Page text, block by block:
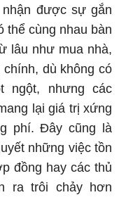
được sự gắn
thể cùng nhau bàn
lâu như mua nhà,
dù không có
ngột, nhưng các
lại giá trị xứng
phí. Đây cũng là
những việc tồn
đồng hay các thủ
ra trôi chảy hơn